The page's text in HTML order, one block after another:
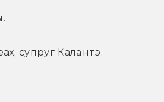
супруг Калантэ.